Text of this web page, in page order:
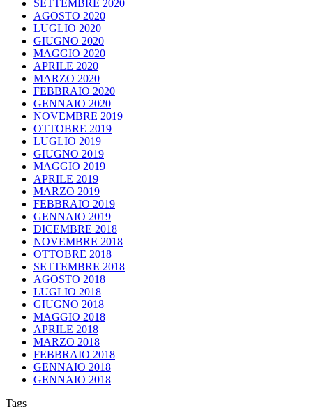
SETTEMBRE 2020
AGOSTO 2020
LUGLIO 2020
GIUGNO 2020
MAGGIO 2020
APRILE 2020
MARZO 2020
FEBBRAIO 2020
GENNAIO 2020
NOVEMBRE 2019
OTTOBRE 2019
LUGLIO 2019
GIUGNO 2019
MAGGIO 2019
APRILE 2019
MARZO 2019
FEBBRAIO 2019
GENNAIO 2019
DICEMBRE 2018
NOVEMBRE 2018
OTTOBRE 2018
SETTEMBRE 2018
AGOSTO 2018
LUGLIO 2018
GIUGNO 2018
MAGGIO 2018
APRILE 2018
MARZO 2018
FEBBRAIO 2018
GENNAIO 2018
GENNAIO 2018
Tags